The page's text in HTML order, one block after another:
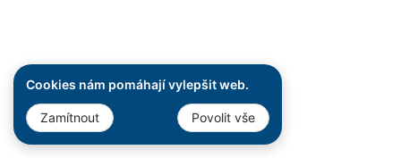
Cookies nám pomáhají vylepšit web.
Zamítnout Povolit vše